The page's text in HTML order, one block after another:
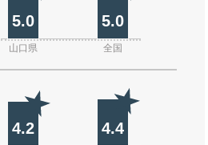
5.0 5.0
山口県 全国
4.2 4.4